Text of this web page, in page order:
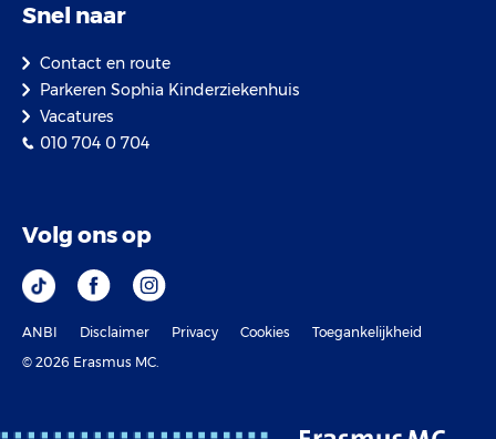
Snel naar
Contact en route
Parkeren Sophia Kinderziekenhuis
Vacatures
010 704 0 704
Volg ons op
ANBI Disclaimer Privacy Cookies
Toegankelijkheid
© 2026 Erasmus MC.